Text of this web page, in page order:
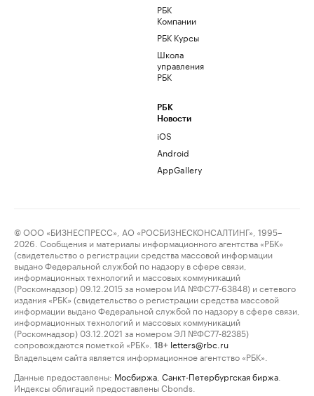
РБК
Компании
РБК Курсы
Школа
управления
РБК
РБК
Новости
iOS
Android
AppGallery
© ООО «БИЗНЕСПРЕСС», АО «РОСБИЗНЕСКОНСАЛТИНГ», 1995–
2026. Сообщения и материалы информационного агентства «РБК»
(свидетельство о регистрации средства массовой информации
выдано Федеральной службой по надзору в сфере связи,
информационных технологий и массовых коммуникаций
(Роскомнадзор) 09.12.2015 за номером ИА №ФС77-63848) и сетевого
издания «РБК» (свидетельство о регистрации средства массовой
информации выдано Федеральной службой по надзору в сфере связи,
информационных технологий и массовых коммуникаций
(Роскомнадзор) 03.12.2021 за номером ЭЛ №ФС77-82385)
сопровождаются пометкой «РБК».
18+ letters@rbc.ru
Владельцем сайта является информационное агентство «РБК».
Данные предоставлены: Мосбиржа Санкт-Петербургская биржа
Индексы облигаций предоставлены Cbonds.